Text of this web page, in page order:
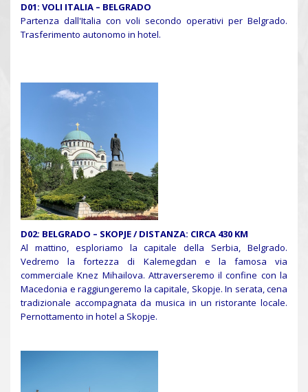
D01: VOLI ITALIA – BELGRADO
Partenza dall'Italia con voli secondo operativi per Belgrado.
Trasferimento autonomo in hotel.
D02: BELGRADO – SKOPJE / DISTANZA: CIRCA 430 KM
Al mattino, esploriamo la capitale della Serbia, Belgrado.
Vedremo la fortezza di Kalemegdan e la famosa via
commerciale Knez Mihailova. Attraverseremo il confine con la
Macedonia e raggiungeremo la capitale, Skopje. In serata, cena
tradizionale accompagnata da musica in un ristorante locale.
Pernottamento in hotel a Skopje.